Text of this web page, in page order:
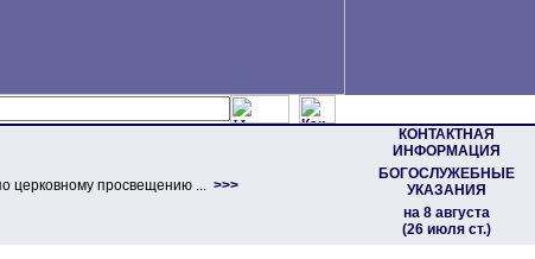
КОНТАКТНАЯ
ИНФОРМАЦИЯ
БОГОСЛУЖЕБНЫЕ
УКАЗАНИЯ
на 8 августа
(26 июля ст.)
церковному просвещению ... >>>